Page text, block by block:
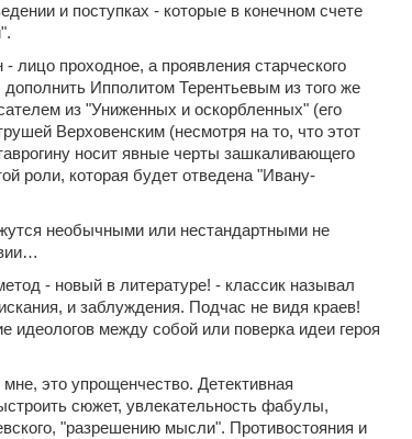
и поступках - которые в конечном счете
лицо проходное, а проявления старческого
Ипполитом Терентьевым из того же
из "Униженных и оскорбленных" (его
Верховенским (несмотря на то, что этот
носит явные черты зашкаливающего
роли, которая будет отведена "Ивану-
необычными или нестандартными не
- новый в литературе! - классик называл
и заблуждения. Подчас не видя краев!
идеологов между собой или поверка идеи героя
это упрощенчество. Детективная
сюжет, увлекательность фабулы,
"разрешению мысли". Противостояния и